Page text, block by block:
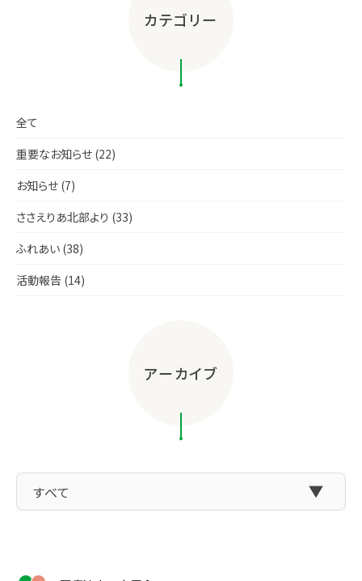
カテゴリー
全て
重要なお知らせ (22)
お知らせ (7)
ささえりあ北部より (33)
ふれあい (38)
活動報告 (14)
アーカイブ